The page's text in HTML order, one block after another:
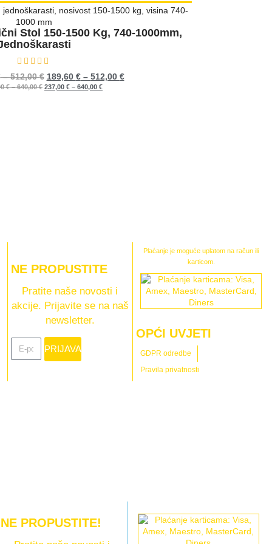
Stol 150-1500 Kg, 740-1000mm,
–512,00€ 189,60 €– 512,00 €
€–640,00€ 237,00 € – 640,00 €
NE PROPUSTITE
Pratite naše novosti i
akcije. Prijavite se na naš
newsletter.
PRIJAVA
Plaćanje je moguće uplatom na račun ili
karticom.
OPĆI UVJETI
GDPR odredbe
Pravila privatnosti
NE PROPUSTITE!